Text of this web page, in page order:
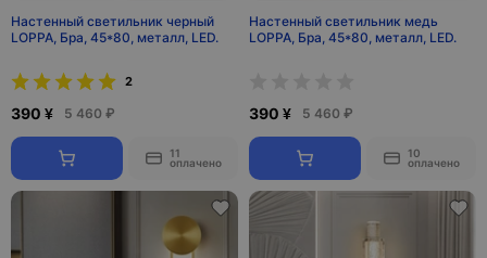
Настенный светильник черный
LOPPA, Бра, 45*80, металл, LED.
2
390 ¥ 5 460 ₽
11
оплачено
Настенный светильник медь
LOPPA, Бра, 45*80, металл, LED.
390 ¥ 5 460 ₽
10
оплачено